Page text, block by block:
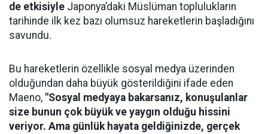
de etkisiyle Japonya’daki Müslüman toplulukların
tarihinde ilk kez bazı olumsuz hareketlerin başladığını
savundu.
Bu hareketlerin özellikle sosyal medya üzerinden
olduğundan daha büyük gösterildiğini ifade eden
Maeno, "Sosyal medyaya bakarsanız, konuşulanlar
size bunun çok büyük ve yaygın olduğu hissini
veriyor. Ama günlük hayata geldiğinizde, gerçek